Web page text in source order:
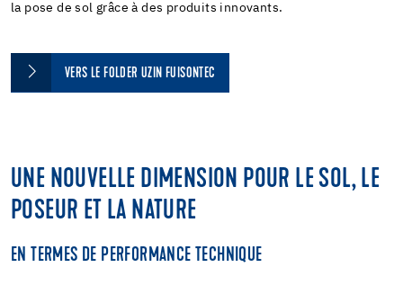
la pose de sol grâce à des produits innovants.
VERS LE FOLDER UZIN FUISONTEC
UNE NOUVELLE DIMENSION POUR LE SOL, LE
POSEUR ET LA NATURE
EN TERMES DE PERFORMANCE TECHNIQUE